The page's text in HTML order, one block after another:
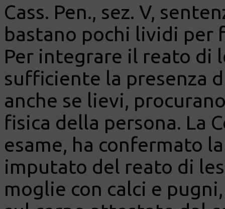
Cass. Pen., sez. V,
bastano pochi lividi per
Per integrare il reato di
sufficiente la presenza
anche se lievi,
fisica della persona. La
esame, ha confermato
imputato del reato di
moglie con calci e